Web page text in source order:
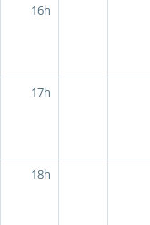
16h
17h
18h